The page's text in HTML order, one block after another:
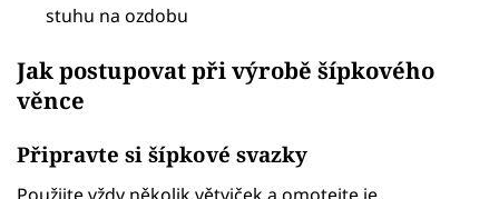
stuhu na ozdobu
Jak postupovat při výrobě šípkového
věnce
Připravte si šípkové svazky
Použijte vždy několik větviček a omotejte je